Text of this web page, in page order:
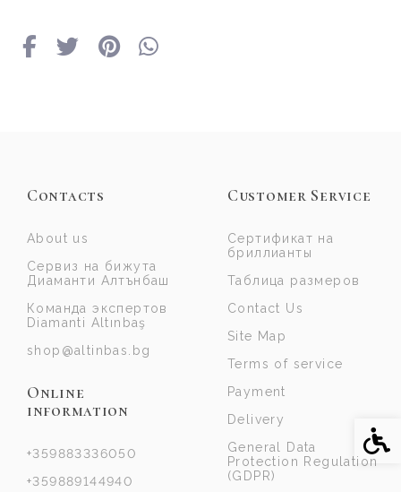
Contacts
About us
Сервиз на бижута
Диаманти Алтънбаш
Команда экспертов
Diamanti Altınbaş
shop@altinbas.bg
Online
information
+359883336050
+359889144940
Customer Service
Сертификат на
бриллианты
Таблица размеров
Contact Us
Site Map
Terms of service
Payment
Delivery
General Data
Protection Regulation
(GDPR)